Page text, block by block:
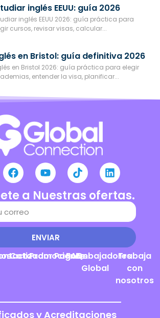
inglés EEUU: guía 2026
inglés EEUU 2026: guía práctica para
cursos, revisar visas, calcular...
en Bristol: guía definitiva 2026
en Bristol 2026: guía práctica para elegir
entender la visa, planificar...
a Nuestras ofertas.
ENVIAR
Cotizador
Promociones
Pagos
FAQs
Embajadores
Global
Trabaja
con
nosotros
y Acreditaciones